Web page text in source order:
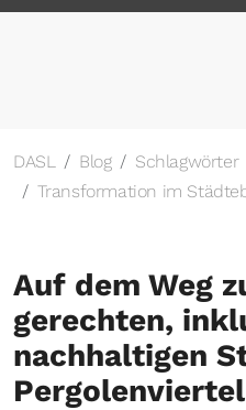
DASL Blog
Schlagwörter
Transformation im
Auf dem Weg
gerechten,
nachhaltigen
Pergolenviertel